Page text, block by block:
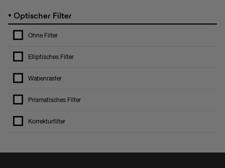
• Optischer Filter
Ohne Filter
Elliptisches Filter
Wabenraster
Prismatisches Filter
Korrekturfilter